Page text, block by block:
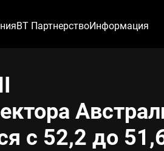
ВТ ПартнерствоИнформация
с 52,2 до